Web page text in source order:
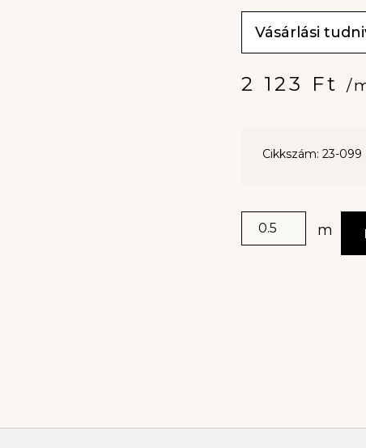
Vásárlási
2 123 Ft /
Cikkszám: 23-099
m